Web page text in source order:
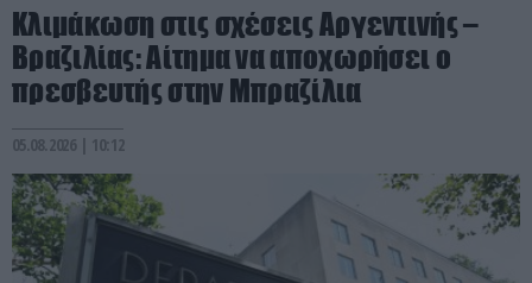
Κλιμάκωση στις σχέσεις Αργεντινής –
Βραζιλίας: Αίτημα να αποχωρήσει ο
πρεσβευτής στην Μπραζίλια
05.08.2026 | 10:12